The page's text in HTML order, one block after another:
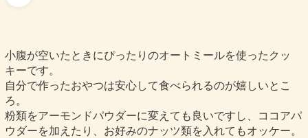
小腹が空いたときにぴったりのオートミールを使ったクッ
キーです。
自分で作ったおやつは安心して食べられるのが嬉しいとこ
ろ。
粉類をアーモンドパウダーに変えても良いですし、ココアパ
ウダーを加えたり、お好みのナッツ類を入れてもオッケー。